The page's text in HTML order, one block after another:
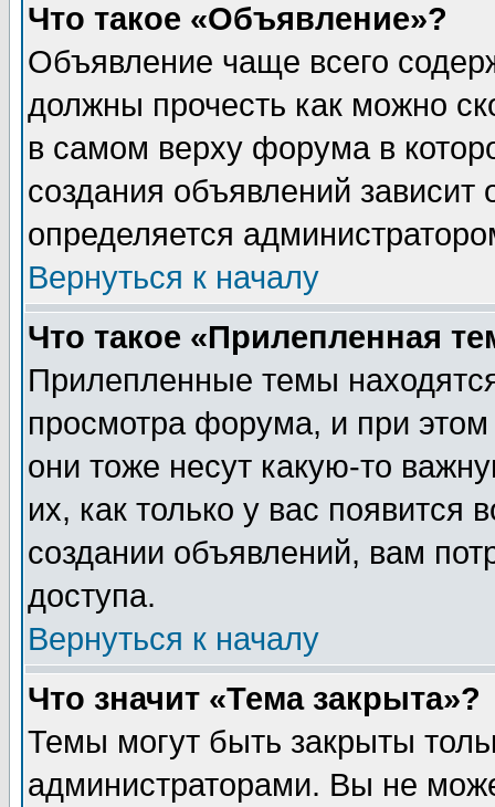
Что такое «Объявление»?
Объявление чаще всего
должны прочесть как можно
в самом верху форума в
создания объявлений зависит
определяется
Вернуться к началу
Что такое «Прилепленная
Прилепленные темы
просмотра форума, и при
они тоже несут какую-то
их, как только у вас появится
создании объявлений, вам
доступа.
Вернуться к началу
Что значит «Тема закрыта»?
Темы могут быть закрыты
администраторами. Вы не